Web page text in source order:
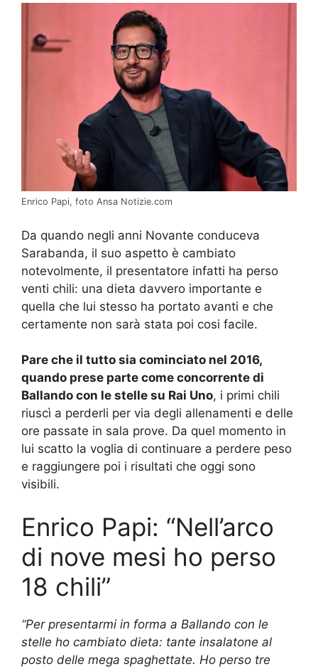
Enrico Papi, foto Ansa Notizie.com
Da quando negli anni Novante conduceva
Sarabanda, il suo aspetto è cambiato
notevolmente, il presentatore infatti ha perso
venti chili: una dieta davvero importante e
quella che lui stesso ha portato avanti e che
certamente non sarà stata poi cosi facile.
Pare che il tutto sia cominciato nel 2016,
quando prese parte come concorrente di
Ballando con le stelle su Rai Uno, i primi chili
riuscì a perderli per via degli allenamenti e delle
ore passate in sala prove. Da quel momento in
lui scatto la voglia di continuare a perdere peso
e raggiungere poi i risultati che oggi sono
visibili.
Enrico Papi: “Nell’arco
di nove mesi ho perso
18 chili”
“Per presentarmi in forma a Ballando con le
stelle ho cambiato dieta: tante insalatone al
posto delle mega spaghettate. Ho perso tre